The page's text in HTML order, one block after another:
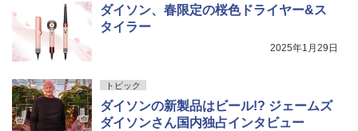
ダイソン、春限定の桜色ドライヤー&ス
タイラー
2025年1月29日
トピック
ダイソンの新製品はビール!? ジェームズ
ダイソンさん国内独占インタビュー